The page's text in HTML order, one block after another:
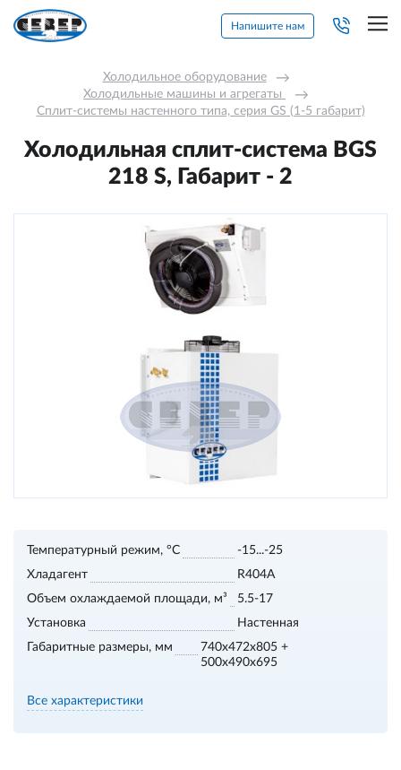
Напишите нам
Холодильное оборудование →
Холодильные машины и агрегаты →
Сплит-системы настенного типа, серия GS (1-5 габарит)
Холодильная сплит-система BGS
218 S, Габарит - 2
Температурный режим, °С
-15...-25
Хладагент
R404A
Объем охлаждаемой площади, м³
5.5-17
Установка
Настенная
Габаритные размеры, мм
740x472x805 +
500x490x695
Все характеристики